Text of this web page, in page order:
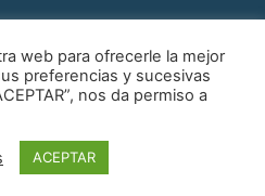
© 2017.
web para ofrecerle la mejor
preferencias y sucesivas
nos da permiso a
ACEPTAR